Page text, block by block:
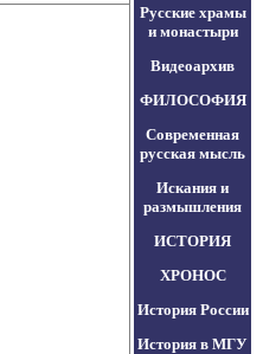
Русские храмы
и монастыри
Видеоархив
ФИЛОСОФИЯ
Современная
русская мысль
Искания и
размышления
ИСТОРИЯ
ХРОНОС
История России
История в МГУ